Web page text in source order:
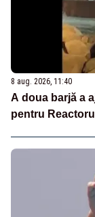
8 aug. 2026, 11:40
A doua barjă a
pentru